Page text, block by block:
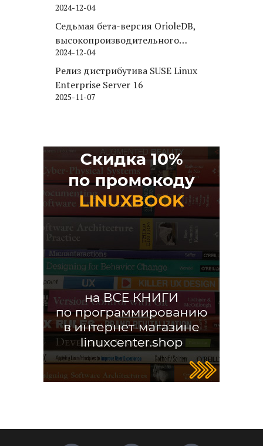
2024-12-04
Седьмая бета-версия OrioleDB,
высокопроизводительного
движка хранения для PostgreSQL
2024-12-04
Релиз дистрибутива SUSE Linux
Enterprise Server 16
2025-11-07